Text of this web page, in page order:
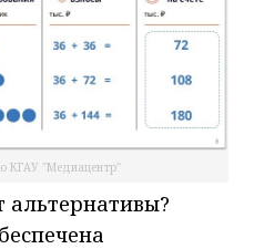
КГАУ "Медиацентр"
альтернативы?